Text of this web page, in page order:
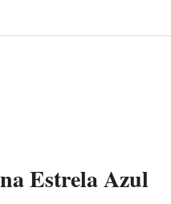
Estrela Azul